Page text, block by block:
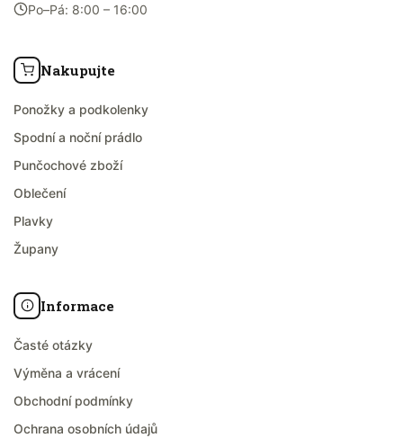
Po–Pá: 8:00 – 16:00
Nakupujte
Ponožky a podkolenky
Spodní a noční prádlo
Punčochové zboží
Oblečení
Plavky
Župany
Informace
Časté otázky
Výměna a vrácení
Obchodní podmínky
Ochrana osobních údajů